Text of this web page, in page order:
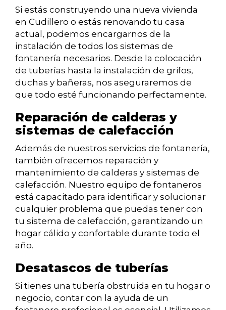
Si estás construyendo una nueva vivienda
en Cudillero o estás renovando tu casa
actual, podemos encargarnos de la
instalación de todos los sistemas de
fontanería necesarios. Desde la colocación
de tuberías hasta la instalación de grifos,
duchas y bañeras, nos aseguraremos de
que todo esté funcionando perfectamente.
Reparación de calderas y
sistemas de calefacción
Además de nuestros servicios de fontanería,
también ofrecemos reparación y
mantenimiento de calderas y sistemas de
calefacción. Nuestro equipo de fontaneros
está capacitado para identificar y solucionar
cualquier problema que puedas tener con
tu sistema de calefacción, garantizando un
hogar cálido y confortable durante todo el
año.
Desatascos de tuberías
Si tienes una tubería obstruida en tu hogar o
negocio, contar con la ayuda de un